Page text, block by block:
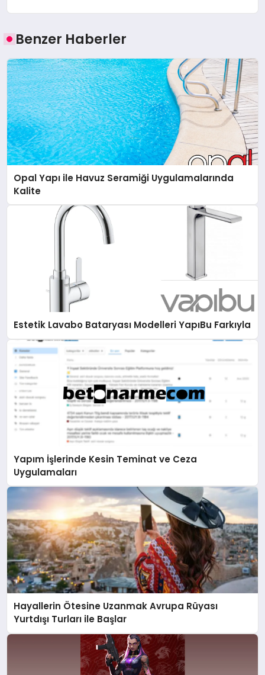
Benzer Haberler
Opal Yapı ile Havuz Seramiği Uygulamalarında
Kalite
Estetik Lavabo Bataryası Modelleri YapıBu Farkıyla
Yapım İşlerinde Kesin Teminat ve Ceza
Uygulamaları
Hayallerin Ötesine Uzanmak Avrupa Rüyası
Yurtdışı Turları ile Başlar